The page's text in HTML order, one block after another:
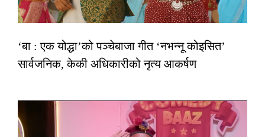
‘बा : एक योद्धा’को पञ्चेबाजा गीत ‘नभन्नू कोइसित’
सार्वजनिक, केकी अधिकारीको नृत्य आकर्षण